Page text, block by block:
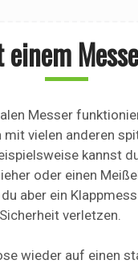
einem
Messer
vielen anderen
kannst
oder einen
aber ein
verletzen.
wieder auf einen